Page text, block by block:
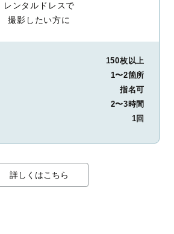
レンタルドレスで
撮影したい方に
150枚以上
1〜2箇所
指名可
2〜3時間
1回
詳しくはこちら